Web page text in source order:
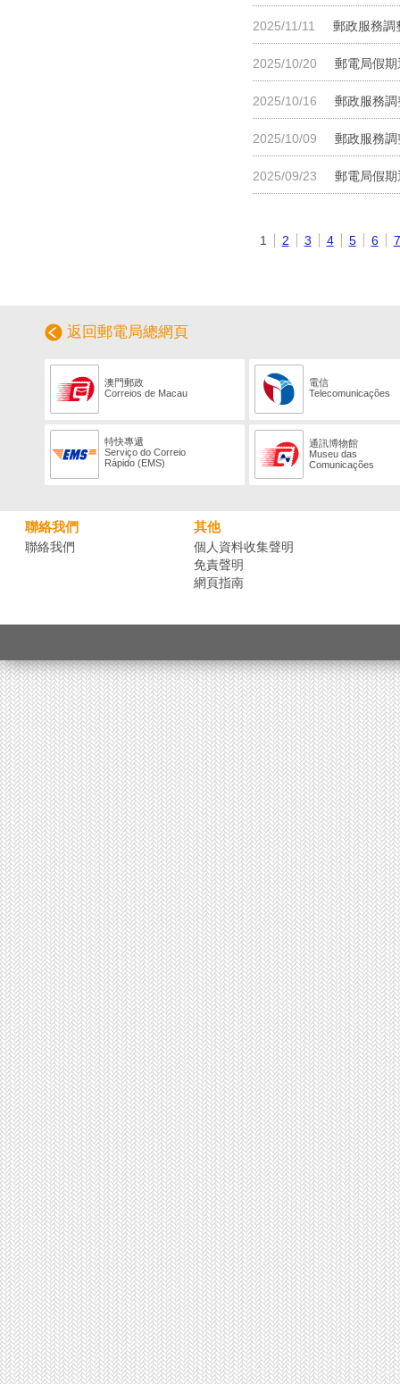
2025/11/11 郵政服務調
2025/10/20 郵電局假期
2025/10/16 郵政服務
2025/10/09 郵政服務
2025/09/23 郵電局假期
1 2 3 4 5 6 7
返回郵電局總網頁
澳門郵政
Correios de Macau
電信
Telecomunicações
特快專遞
Serviço do Correio
Rápido (EMS)
通訊博物館
Museu das
Comunicações
聯絡我們
聯絡我們
其他
個人資料收集聲明
免責聲明
網頁指南